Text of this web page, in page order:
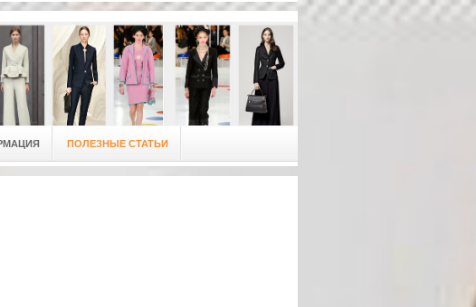
ПОЛЕЗНЫЕ СТАТЬИ